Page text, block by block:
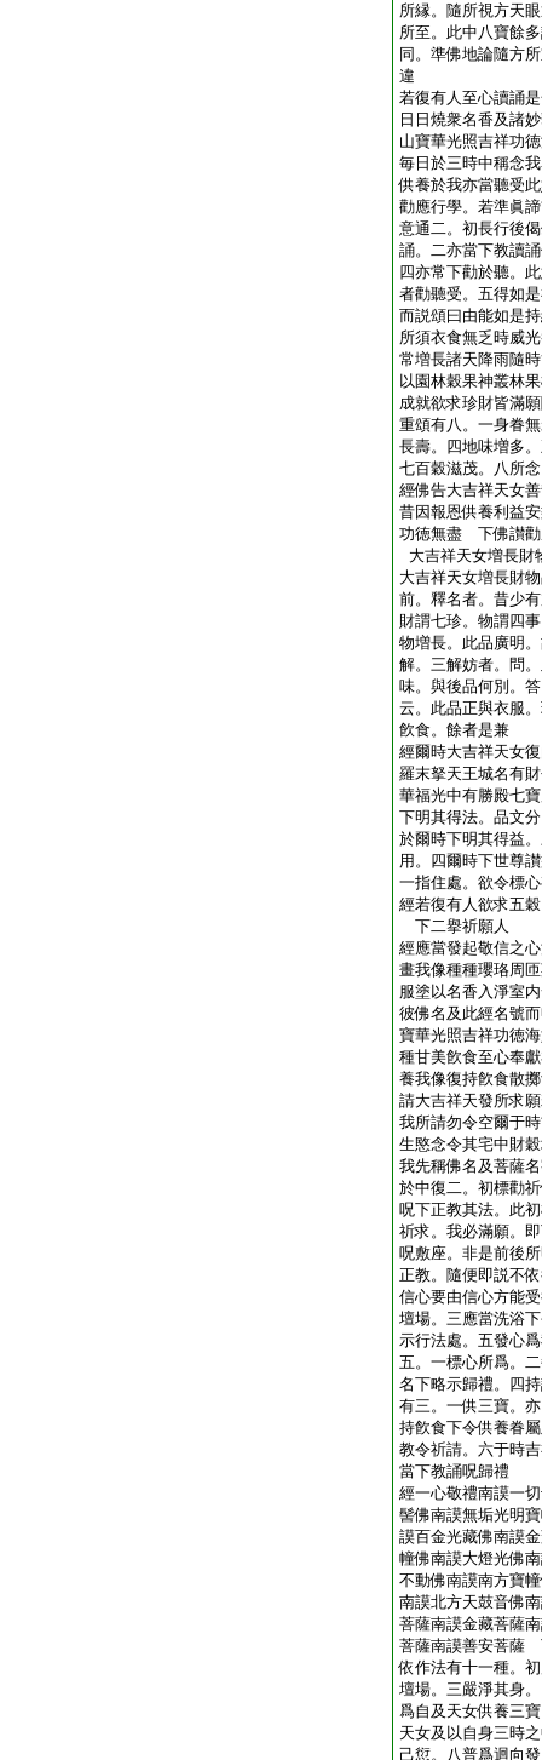
所縁。隨所視方天
所至。此中八寶餘
同。準佛地論隨方
違
若復有人至心讀誦
日日燒衆名香及諸
山寶華光照吉祥功
毎日於三時中稱念
供養於我亦當聽受
勸應行學。若準眞
意通二。初長行後
誦。二亦當下教讀
四亦常下勸於聽。
者勸聽受。五得如
而説頌曰由能如是
所須衣食無乏時威
常増長諸天降雨隨
以園林穀果神叢林
成就欲求珍財皆滿
重頌有八。一身眷
長壽。四地味増多
七百穀滋茂。八所
經佛告大吉祥天女
昔因報恩供養利益
功徳無盡 下佛讃
大吉祥天女増長財
大吉祥天女増長財
前。釋名者。昔少
財謂七珍。物謂四
物増長。此品廣明
解。三解妨者。問
味。與後品何別。
云。此品正與衣服
飮食。餘者是兼
經爾時大吉祥天女
羅末拏天王城名有
華福光中有勝殿七
下明其得法。品文
於爾時下明其得益
用。四爾時下世尊
一指住處。欲令標
經若復有人欲求五
下二擧祈願人
經應當發起敬信之
畫我像種種瓔珞周
服塗以名香入淨室
彼佛名及此經名號
寶華光照吉祥功徳
種甘美飮食至心奉
養我像復持飮食散
請大吉祥天發所求
我所請勿令空爾于
生愍念令其宅中財
我先稱佛名及菩薩
於中復二。初標勸
呪下正教其法。此
祈求。我必滿願。
呪敷座。非是前後
正教。隨便即説不
信心要由信心方能
壇場。三應當洗浴
示行法處。五發心
五。一標心所爲。
名下略示歸禮。四
有三。一供三寶。
持飮食下令供養眷
教令祈請。六于時
當下教誦呪歸禮
經一心敬禮南謨一
髻佛南謨無垢光明
謨百金光藏佛南謨
幢佛南謨大燈光佛
不動佛南謨南方寶
南謨北方天鼓音佛
菩薩南謨金藏菩薩
菩薩南謨善安菩薩
依作法有十一種。
壇場。三嚴淨其身
爲自及天女供養三
天女及以自身三時
己愆。八普爲迴向